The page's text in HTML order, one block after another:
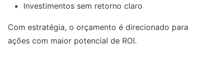
Investimentos sem retorno claro
Com estratégia, o orçamento é direcionado para
ações com maior potencial de ROI.